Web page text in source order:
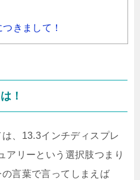
きまして！
！
、13.3インチディスプレ
アリーという選択肢つまり
言葉で言ってしまえば